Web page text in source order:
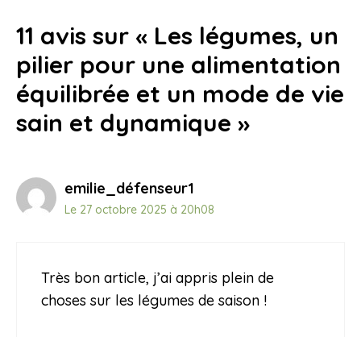
11 avis sur « Les légumes, un
pilier pour une alimentation
équilibrée et un mode de vie
sain et dynamique »
emilie_défenseur1
Le 27 octobre 2025 à 20h08
Très bon article, j’ai appris plein de
choses sur les légumes de saison !